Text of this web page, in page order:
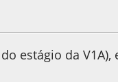
estágio da V1A),